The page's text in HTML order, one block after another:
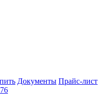
Документы Прайс-лист